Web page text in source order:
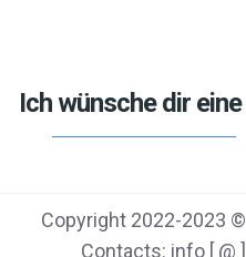
Ich wünsche dir
Copyright 2022-2023
Contacts: info [